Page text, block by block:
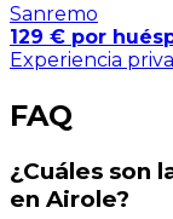
Sanremo
129 € por
Experiencia
FAQ
¿Cuáles son
en Airole?